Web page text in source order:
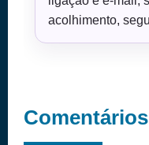
Comentários